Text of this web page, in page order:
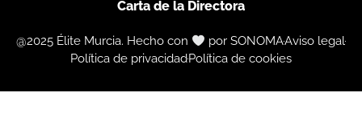
Carta de la Directora
@2025 Élite Murcia. Hecho con por SONOMAAviso legal
Política de privacidadPolítica de cookies